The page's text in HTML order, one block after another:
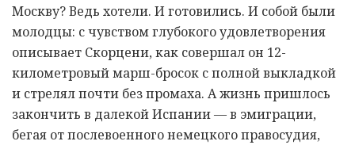
Москву? Ведь хотели. И готовились. И собой были
молодцы: с чувством глубокого удовлетворения
описывает Скорцени, как совершал он 12-
километровый марш-бросок с полной выкладкой
и стрелял почти без промаха. А жизнь пришлось
закончить в далекой Испании — в эмиграции,
бегая от послевоенного немецкого правосудия,